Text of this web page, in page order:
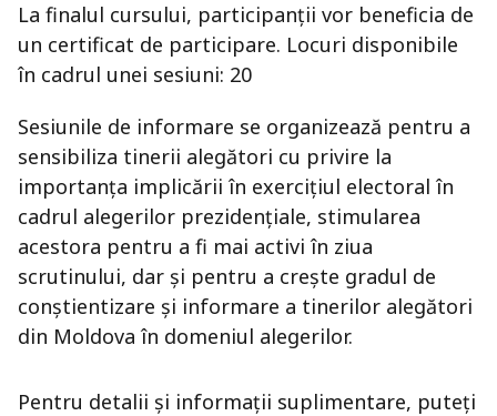
La finalul cursului, participanții vor beneficia de
un certificat de participare. Locuri disponibile
în cadrul unei sesiuni: 20
Sesiunile de informare se organizează pentru a
sensibiliza tinerii alegători cu privire la
importanța implicării în exercițiul electoral în
cadrul alegerilor prezidențiale, stimularea
acestora pentru a fi mai activi în ziua
scrutinului, dar și pentru a crește gradul de
conștientizare și informare a tinerilor alegători
din Moldova în domeniul alegerilor.
Pentru detalii și informații suplimentare, puteți